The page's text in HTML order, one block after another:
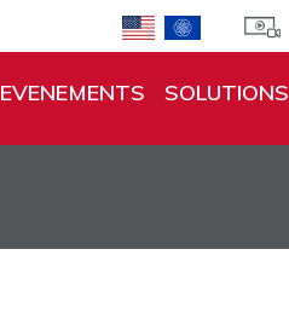
EVENEMENTS SOLUTIONS